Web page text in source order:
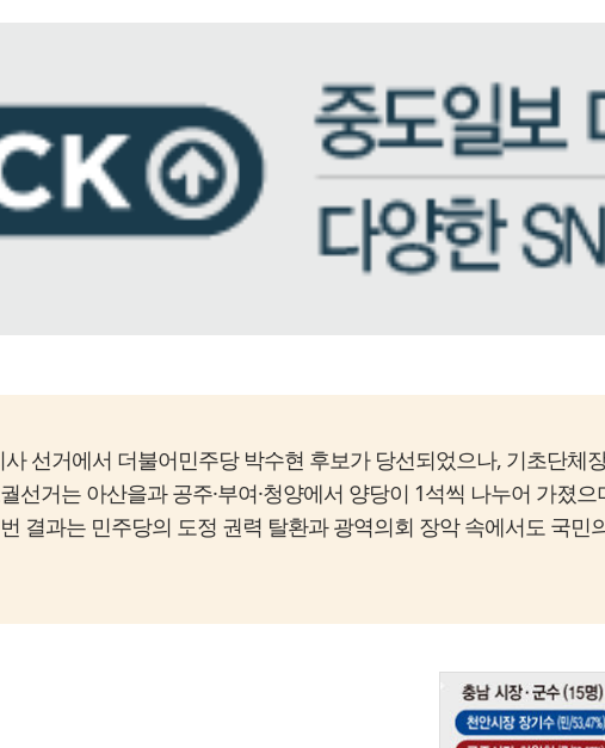
선거에서 더불어민주당 박수현 후보가 당선되었으나, 기초단
선거는 아산을과 공주·부여·청양에서 양당이 1석씩 나누어 가졌
결과는 민주당의 도정 권력 탈환과 광역의회 장악 속에서도 국